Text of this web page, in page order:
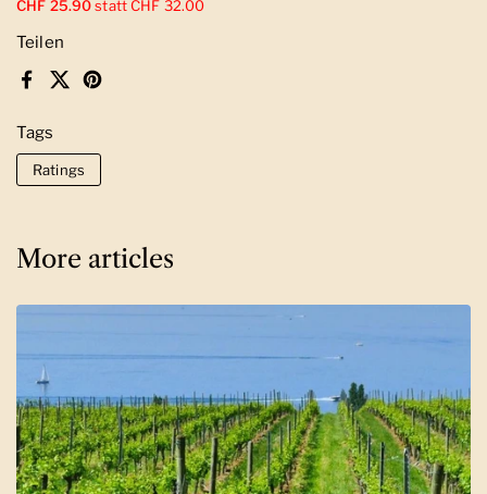
Teilen
Facebook
X (Twitter)Pinterest
Tags
Ratings
CHF 25.90 statt CHF 32.00
More articles